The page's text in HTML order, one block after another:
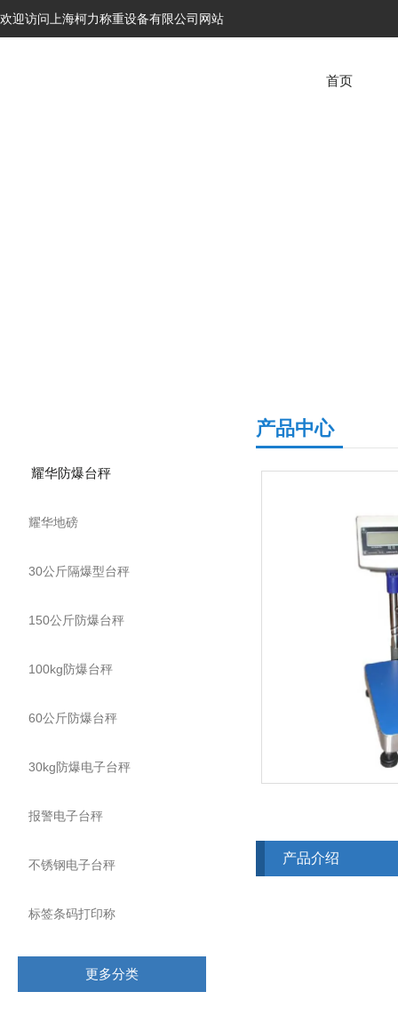
欢迎访问上海柯力称重设备有限公司网站
首页
耀华防爆台秤
耀华地磅
30公斤隔爆型台秤
150公斤防爆台秤
100kg防爆台秤
60公斤防爆台秤
30kg防爆电子台秤
报警电子台秤
不锈钢电子台秤
标签条码打印称
更多分类
产品中心
产品介绍